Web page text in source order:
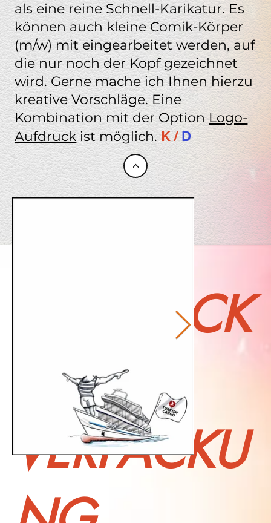
SCHMUCK
VERPACKU
als eine reine Schnell-Karikatur. Es
können auch kleine Comik-Körper
(m/w) mit eingearbeitet werden, auf
die nur noch der Kopf gezeichnet
wird. Gerne mache ich Ihnen hierzu
kreative Vorschläge. Eine
Kombination mit der OptionLogo-
Aufdruckist möglich.K /D
<